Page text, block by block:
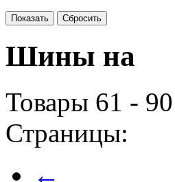
Шины на
Товары 61 -
Страницы:
←